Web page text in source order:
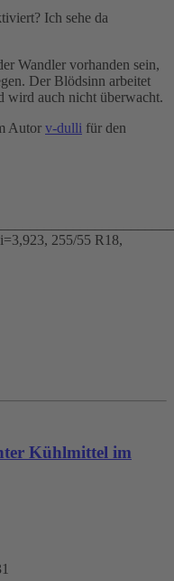
Ich sehe da
Wandler vorhanden sein,
Der Blödsinn arbeitet
wird auch nicht überwacht.
Autor v-dulli für den
255/55 R18,
Kühlmittel im